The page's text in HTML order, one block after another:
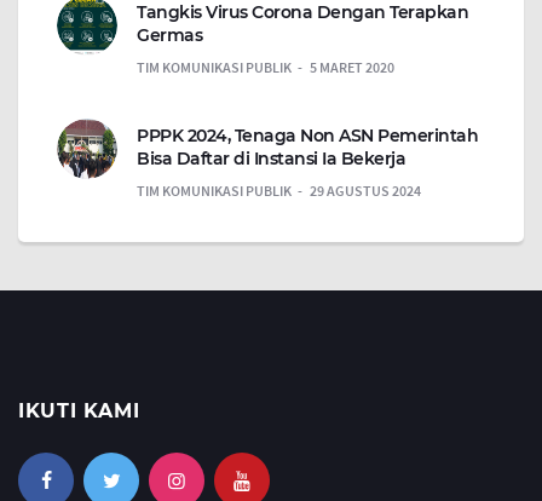
Tangkis Virus Corona Dengan Terapkan
Germas
TIM KOMUNIKASI PUBLIK 5 MARET 2020
PPPK 2024, Tenaga Non ASN Pemerintah
Bisa Daftar di Instansi Ia Bekerja
TIM KOMUNIKASI PUBLIK 29 AGUSTUS 2024
IKUTI KAMI